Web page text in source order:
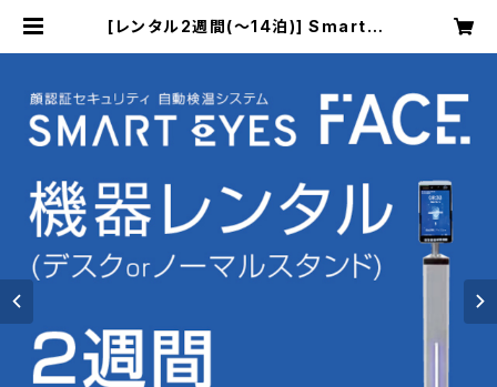
[レンタル2週間(～14泊)] Smartey